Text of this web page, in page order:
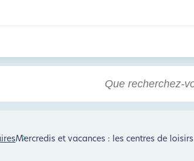
Mercredis et vacances : les centres de loisirs